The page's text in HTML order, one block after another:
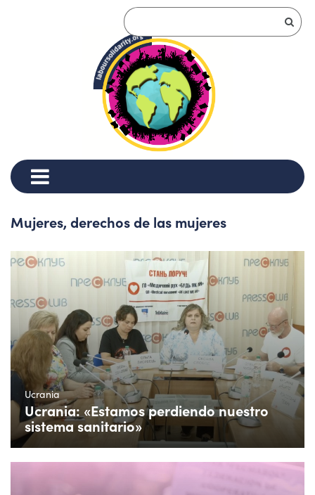
Mujeres, derechos de las mujeres
Ucrania
Ucrania: «Estamos perdiendo nuestro
sistema sanitario»